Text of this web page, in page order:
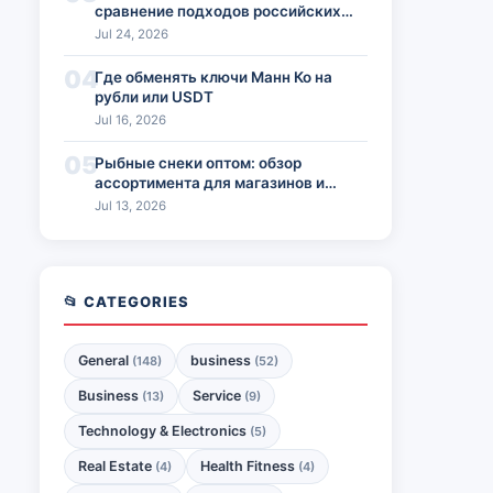
сравнение подходов российских
команд
Jul 24, 2026
04Где обменять ключи Манн Ко на
рубли или USDT
Jul 16, 2026
05Рыбные снеки оптом: обзор
ассортимента для магазинов и
HoReCa
Jul 13, 2026
📂 CATEGORIES
General (148) business (52)
Business (13) Service (9)
Technology & Electronics (5)
Real Estate (4) Health Fitness (4)